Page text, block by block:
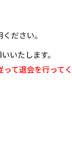
ださい。
いたします。
て退会を行ってく